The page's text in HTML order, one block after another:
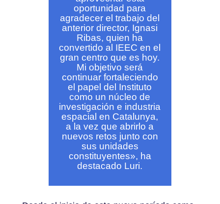
oportunidad para
agradecer el trabajo del
anterior director, Ignasi
Ribas, quien ha
convertido al IEEC en el
gran centro que es hoy.
Mi objetivo será
continuar fortaleciendo
el papel del Instituto
como un núcleo de
investigación e industria
espacial en Catalunya,
a la vez que abrirlo a
nuevos retos junto con
sus unidades
constituyentes», ha
destacado Luri.